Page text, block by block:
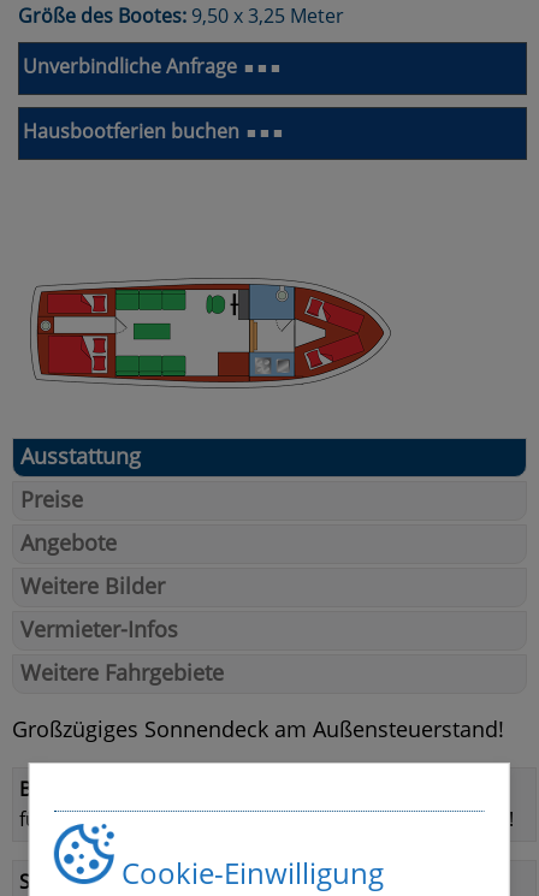
Cookie-Einwilligung
Größe des Bootes: 9,50 x 3,25 Meter
Unverbindliche Anfrage ■ ■ ■
Hausbootferien buchen ■ ■ ■
Ausstattung
Preise
Angebote
Weitere Bilder
Vermieter-Infos
Weitere Fahrgebiete
Großzügiges Sonnendeck am Außensteuerstand!
Bootsführerschein:
führerscheinfrei! Bootsführerschein nicht erforderlich!
Steuerstand: